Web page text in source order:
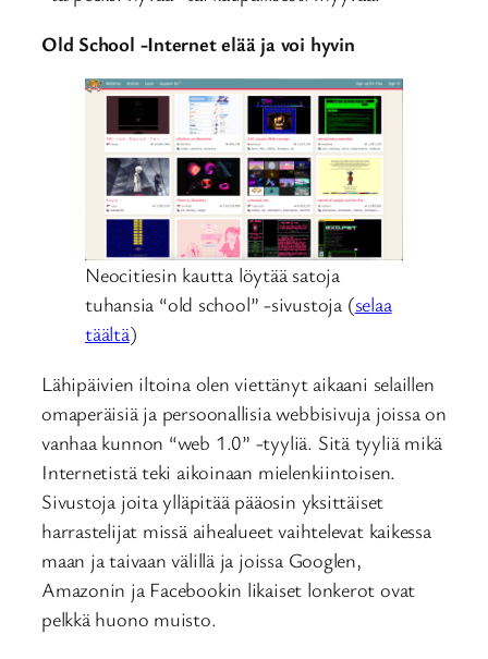
Old School -Internet elää ja voi hyvin
Neocitiesin kautta löytää satoja
tuhansia “old school” -sivustoja (selaa
täältä)
Lähipäivien iltoina olen viettänyt aikaani selaillen
omaperäisiä ja persoonallisia webbisivuja joissa on
vanhaa kunnon “web 1.0” -tyyliä. Sitä tyyliä mikä
Internetistä teki aikoinaan mielenkiintoisen.
Sivustoja joita ylläpitää pääosin yksittäiset
harrastelijat missä aihealueet vaihtelevat kaikessa
maan ja taivaan välillä ja joissa Googlen,
Amazonin ja Facebookin likaiset lonkerot ovat
pelkkä huono muisto.